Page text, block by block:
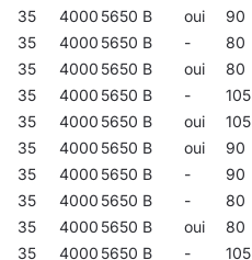
35
4000 5650 B oui 90
35
4000 5650 B - 80
35
4000 5650 B oui 80
35
4000 5650 B - 105
35
4000 5650 B oui 105
35
4000 5650 B oui 90
35
4000 5650 B - 90
35
4000 5650 B - 80
35
4000 5650 B oui 80
35
4000 5650 B - 105